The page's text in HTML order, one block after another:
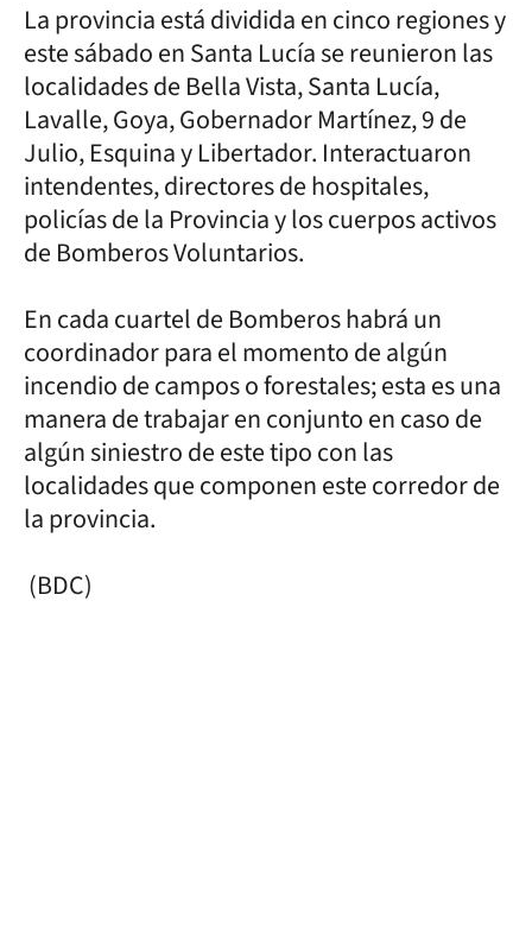
La provincia está dividida en cinco regiones y
este sábado en Santa Lucía se reunieron las
localidades de Bella Vista, Santa Lucía,
Lavalle, Goya, Gobernador Martínez, 9 de
Julio, Esquina y Libertador. Interactuaron
intendentes, directores de hospitales,
policías de la Provincia y los cuerpos activos
de Bomberos Voluntarios.
En cada cuartel de Bomberos habrá un
coordinador para el momento de algún
incendio de campos o forestales; esta es una
manera de trabajar en conjunto en caso de
algún siniestro de este tipo con las
localidades que componen este corredor de
la provincia.
(BDC)